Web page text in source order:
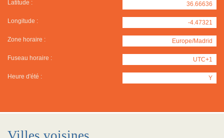
Latitude : 36.66636
Longitude : -4.47321
Zone horaire : Europe/Madrid
Fuseau horaire : UTC+1
Heure d'été : Y